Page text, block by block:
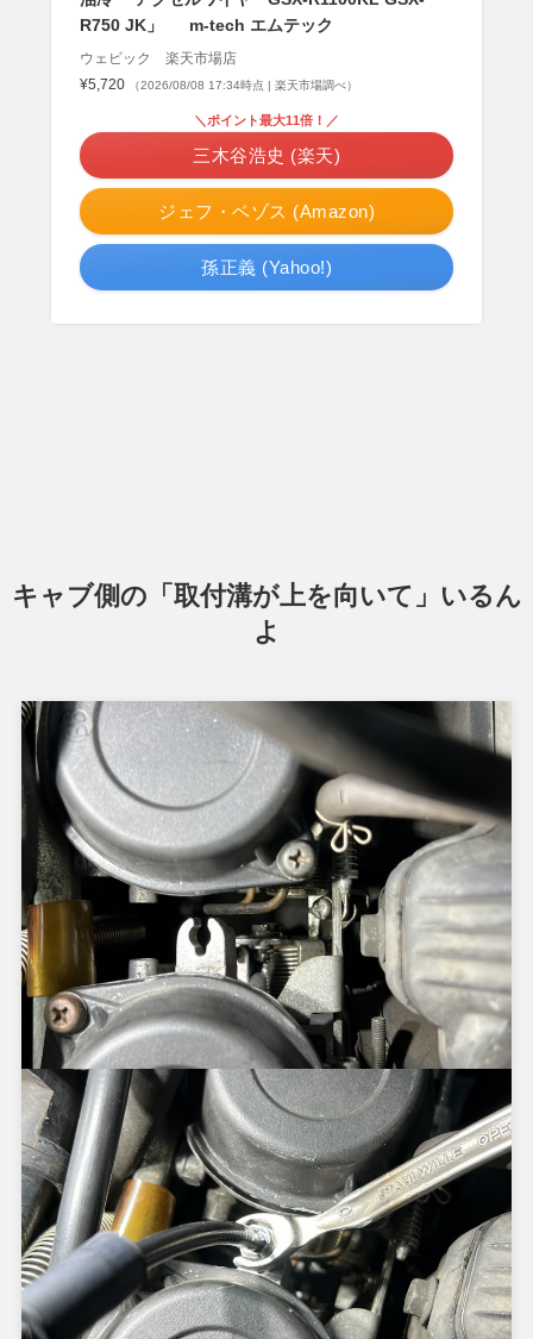
R750 JK」 m-tech エムテック
ウェビック 楽天市場店
¥5,720
（2026/08/08 17:34時点 | 楽天市場調べ）
ジェフ・ベゾス (Amazon)
＼ポイント最大11倍！／
三木谷浩史 (楽天)
孫正義 (Yahoo!)
キャブ側の「取付溝が上を向いて」いるん
よ